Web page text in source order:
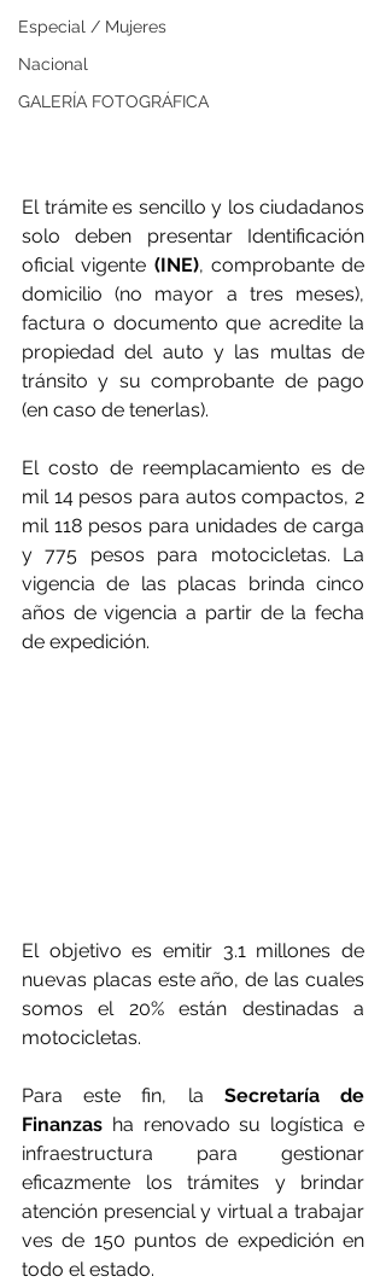
Especial / Mujeres
Nacional
GALERÍA FOTOGRÁFICA
El trámite es sencillo y los ciudadanos
solo deben presentar Identificación
oficial vigente (INE), comprobante de
domicilio (no mayor a tres meses),
factura o documento que acredite la
propiedad del auto y las multas de
tránsito y su comprobante de pago
(en caso de tenerlas).
El costo de reemplacamiento es de
mil 14 pesos para autos compactos, 2
mil 118 pesos para unidades de carga
y 775 pesos para motocicletas. La
vigencia de las placas brinda cinco
años de vigencia a partir de la fecha
de expedición.
El objetivo es emitir 3.1 millones de
nuevas placas este año, de las cuales
somos el 20% están destinadas a
motocicletas.
Para este fin, la Secretaría de
Finanzas ha renovado su logística e
infraestructura para gestionar
eficazmente los trámites y brindar
atención presencial y virtual a trabajar
ves de 150 puntos de expedición en
todo el estado.